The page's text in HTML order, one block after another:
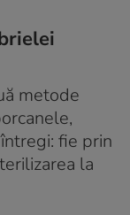
metode
fie prin
la